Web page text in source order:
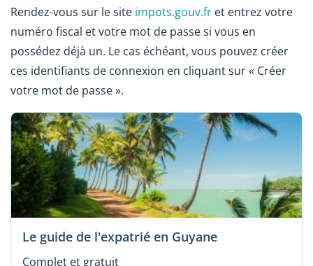
Rendez-vous sur le site impots.gouv.fr et entrez votre
numéro fiscal et votre mot de passe si vous en
possédez déjà un. Le cas échéant, vous pouvez créer
ces identifiants de connexion en cliquant sur « Créer
votre mot de passe ».
Le guide de l'expatrié en Guyane
Complet et gratuit